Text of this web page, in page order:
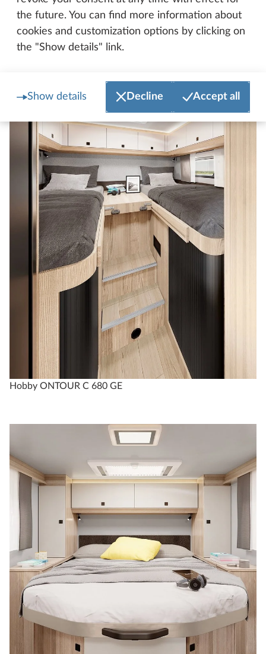
the future. You can find more information about
cookies and customization options by clicking on
the "Show details" link.
Show details Decline Accept all
sommeil de qualité et un réveil en douceur, pour
bien démarrer la journée.
Hobby ONTOUR C 680 GE